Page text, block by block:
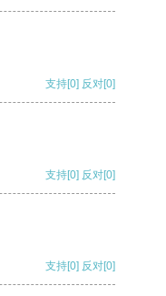
支持[0] 反对[0]
支持[0] 反对[0]
支持[0] 反对[0]